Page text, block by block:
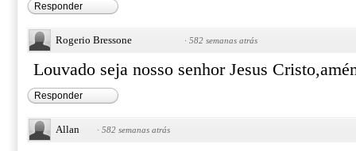
Responder
Rogerio Bressone · 582 semanas atrás
Louvado seja nosso senhor Jesus
Responder
Allan · 582 semanas atrás